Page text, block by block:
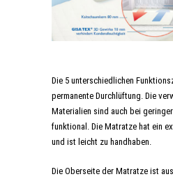
Die 5 unterschiedlichen
permanente Durchlüftung. Die
Materialien sind auch bei
funktional. Die Matratze hat ein
und ist leicht zu handhaben.
Die Oberseite der Matratze ist